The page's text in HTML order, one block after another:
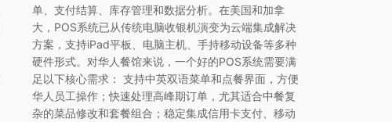
单、支付结算、库存管理和数据分析。在美国和加拿
大，POS系统已从传统电脑收银机演变为云端集成解决
方案，支持iPad平板、电脑主机、手持移动设备等多种
硬件形式。对华人餐馆来说，一个好的POS系统需要满
足以下核心需求： 支持中英双语菜单和点餐界面，方便
华人员工操作；快速处理高峰期订单，尤其适合中餐复
杂的菜品修改和套餐组合；稳定集成信用卡支付、移动